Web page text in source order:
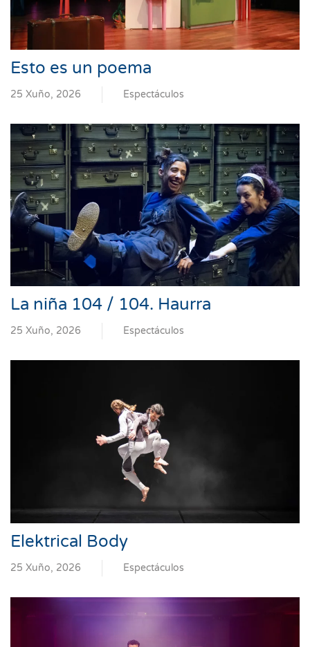
Esto es un poema
25 Xuño, 2026 Espectáculos
La niña 104 / 104. Haurra
25 Xuño, 2026 Espectáculos
Elektrical Body
25 Xuño, 2026 Espectáculos